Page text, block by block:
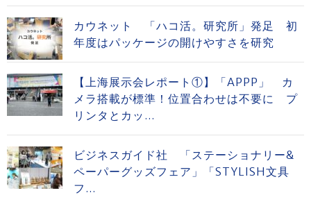
カウネット 「ハコ活。研究所」発足 初
年度はパッケージの開けやすさを研究
【上海展示会レポート①】「APPP」 カ
メラ搭載が標準！位置合わせは不要に プ
リンタとカッ...
ビジネスガイド社 「ステーショナリー&
ペーパーグッズフェア」「STYLISH文具
フ...